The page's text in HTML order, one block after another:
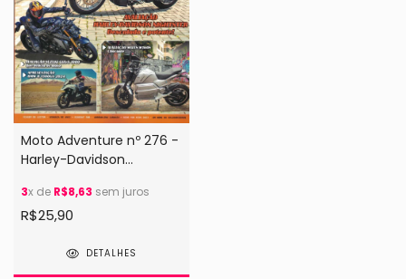
Moto Adventure nº 276 -
Harley-Davidson
3x de R$8,63 sem juros
R$25,90
DETALHES